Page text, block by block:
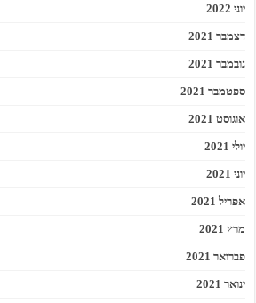
יוני 2022
דצמבר 2021
נובמבר 2021
ספטמבר 2021
אוגוסט 2021
יולי 2021
יוני 2021
אפריל 2021
מרץ 2021
פברואר 2021
ינואר 2021